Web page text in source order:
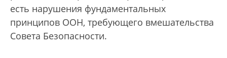
есть нарушения фундаментальных
принципов ООН, требующего вмешательства
Совета Безопасности.